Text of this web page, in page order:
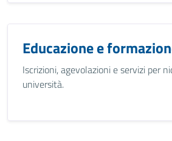
Educazione e
Iscrizioni, agevolazioni e servizi per
università.